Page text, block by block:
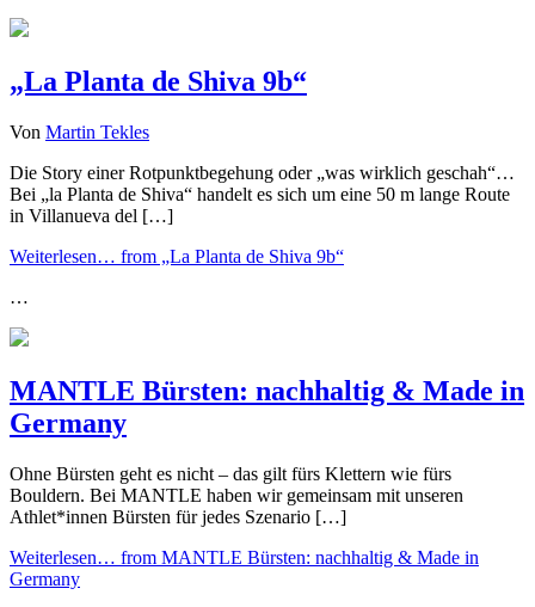
„La Planta de Shiva 9b“
Von Martin Tekles
Die Story einer Rotpunktbegehung oder „was wirklich geschah“…
Bei „la Planta de Shiva“ handelt es sich um eine 50 m lange Route
in Villanueva del […]
Weiterlesen… from „La Planta de Shiva 9b“
…
MANTLE Bürsten: nachhaltig & Made in
Germany
Ohne Bürsten geht es nicht – das gilt fürs Klettern wie fürs
Bouldern. Bei MANTLE haben wir gemeinsam mit unseren
Athlet*innen Bürsten für jedes Szenario […]
Weiterlesen… from MANTLE Bürsten: nachhaltig & Made in
Germany